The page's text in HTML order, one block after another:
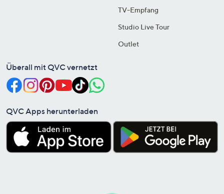
TV-Empfang
Studio Live Tour
Outlet
Überall mit QVC vernetzt
QVC Apps herunterladen